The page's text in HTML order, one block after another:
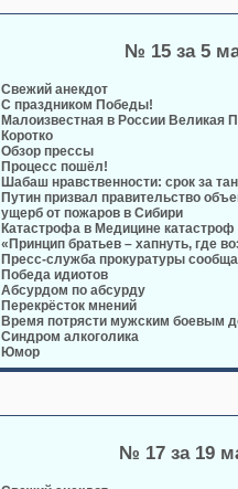
№ 15 за 5
Свежий анекдот
С праздником Победы!
Малоизвестная в России Великая
Коротко
Обзор прессы
Процесс пошёл!
Шабаш нравственности: срок за
Путин призвал правительство
ущерб от пожаров в Сибири
Катастрофа в Медицине катастроф
«Принцип братьев – хапнуть, где
Пресс-служба прокуратуры
Победа идиотов
Абсурдом по абсурду
Перекрёсток мнений
Время потрясти мужским боевым
Синдром алкоголика
Юмор
№ 17 за 19